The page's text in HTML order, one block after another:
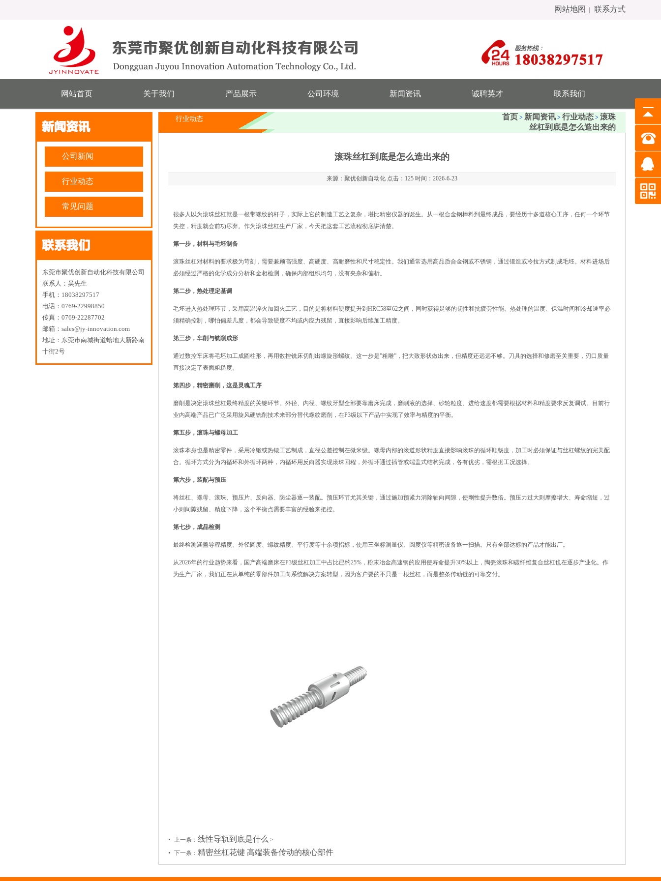
网站地图 联系方式
网站首页 关于我们 产品展示 公司环境 新闻资讯 诚聘英才 联系我们
公司新闻
行业动态
常见问题
东莞市聚优创新自动化科技有限公司
联系人：吴先生
手机：18038297517
电话：0769-22998850
传真：0769-22287702
邮箱：sales@jy-innovation.com
地址：东莞市南城街道蛤地大新路南
十街2号
行业动态 首页 > 新闻资讯 > 行业动态 > 滚珠
丝杠到底是怎么造出来的
滚珠丝杠到底是怎么造出来的
来源：聚优创新自动化 点击：125 时间：2026-6-23
很多人以为滚珠丝杠就是一根带螺纹的杆子，实际上它的制造工艺之复杂，堪比精密仪器的诞生。从一根合金钢棒料到最终成品，要经历十多道核心工序，任何一个环节
失控，精度就会前功尽弃。作为滚珠丝杠生产厂家，今天把这套工艺流程彻底讲清楚。
第一步，材料与毛坯制备
滚珠丝杠对材料的要求极为苛刻，需要兼顾高强度、高硬度、高耐磨性和尺寸稳定性。我们通常选用高品质合金钢或不锈钢，通过锻造或冷拉方式制成毛坯。材料进场后
必须经过严格的化学成分分析和金相检测，确保内部组织均匀，没有夹杂和偏析。
第二步，热处理定基调
毛坯进入热处理环节，采用高温淬火加回火工艺，目的是将材料硬度提升到HRC58至62之间，同时获得足够的韧性和抗疲劳性能。热处理的温度、保温时间和冷却速率必
须精确控制，哪怕偏差几度，都会导致硬度不均或内应力残留，直接影响后续加工精度。
第三步，车削与铣削成形
通过数控车床将毛坯加工成圆柱形，再用数控铣床切削出螺旋形螺纹。这一步是”粗雕”，把大致形状做出来，但精度还远远不够。刀具的选择和修磨至关重要，刃口质量
直接决定了表面粗糙度。
第四步，精密磨削，这是灵魂工序
磨削是决定滚珠丝杠最终精度的关键环节。外径、内径、螺纹牙型全部要靠磨床完成，磨削液的选择、砂轮粒度、进给速度都需要根据材料和精度要求反复调试。目前行
业内高端产品已广泛采用旋风硬铣削技术来部分替代螺纹磨削，在P3级以下产品中实现了效率与精度的平衡。
第五步，滚珠与螺母加工
滚珠本身也是精密零件，采用冷锻或热锻工艺制成，直径公差控制在微米级。螺母内部的滚道形状精度直接影响滚珠的循环顺畅度，加工时必须保证与丝杠螺纹的完美配
合。循环方式分为内循环和外循环两种，内循环用反向器实现滚珠回程，外循环通过插管或端盖式结构完成，各有优劣，需根据工况选择。
第六步，装配与预压
将丝杠、螺母、滚珠、预压片、反向器、防尘器逐一装配。预压环节尤其关键，通过施加预紧力消除轴向间隙，使刚性提升数倍。预压力过大则摩擦增大、寿命缩短，过
小则间隙残留、精度下降，这个平衡点需要丰富的经验来把控。
第七步，成品检测
最终检测涵盖导程精度、外径圆度、螺纹精度、平行度等十余项指标，使用三坐标测量仪、圆度仪等精密设备逐一扫描。只有全部达标的产品才能出厂。
从2026年的行业趋势来看，国产高端磨床在P3级丝杠加工中占比已约25%，粉末冶金高速钢的应用使寿命提升30%以上，陶瓷滚珠和碳纤维复合丝杠也在逐步产业化。作
为生产厂家，我们正在从单纯的零部件加工向系统解决方案转型，因为客户要的不只是一根丝杠，而是整条传动链的可靠交付。
上一条： 线性导轨到底是什么 >
下一条： 精密丝杠花键 高端装备传动的核心部件